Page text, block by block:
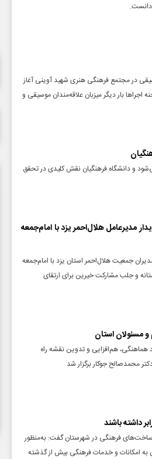
دانست.
در مجتمع فرهنگی هنری شهید آوینی آغاز
بار دیگر میزبان علاقه‌مندان موسیقی و
و دانشگاه فرهنگیان نقش کلیدی در تحقق
مدیرعامل هلال‌احمر یزد با امام‌جمعه
جمعیت هلال‌احمر استان یزد با امام‌جمعه
و جلب مشارکت خیرین برای ارتقای
مسئولان استان
هم‌افزایی و تدوین نقشه راه
محمدصالح جوکار برگزار شد
داشته باشند
فرهنگی در شهرستان گفت: به‌منظور
به امکانات و خدمات فرهنگی بیش از گذشته